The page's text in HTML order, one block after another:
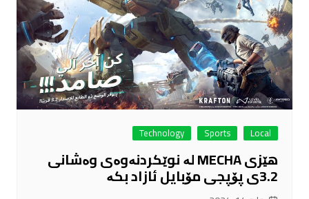
Local
Sports
Technology
هێزی MECHA لە نوێکردنەوەی وەشانی
3.2ی پۆپجی مۆبایل ئازاد بکە